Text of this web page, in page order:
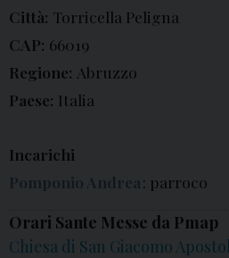
Città: Torricella Peligna
CAP: 66019
Regione: Abruzzo
Paese: Italia
Incarichi
Pomponio Andrea: parroco
Orari Sante Messe da Pmap
Chiesa di San Giacomo